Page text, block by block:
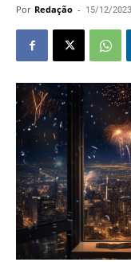
Por Redação - 15/12/2023